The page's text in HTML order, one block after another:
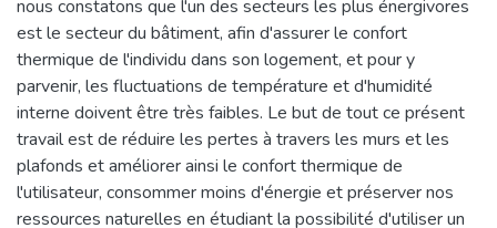
nous constatons que l'un des secteurs les plus énergivores
est le secteur du bâtiment, afin d'assurer le confort
thermique de l'individu dans son logement, et pour y
parvenir, les fluctuations de température et d'humidité
interne doivent être très faibles. Le but de tout ce présent
travail est de réduire les pertes à travers les murs et les
plafonds et améliorer ainsi le confort thermique de
l'utilisateur, consommer moins d'énergie et préserver nos
ressources naturelles en étudiant la possibilité d'utiliser un